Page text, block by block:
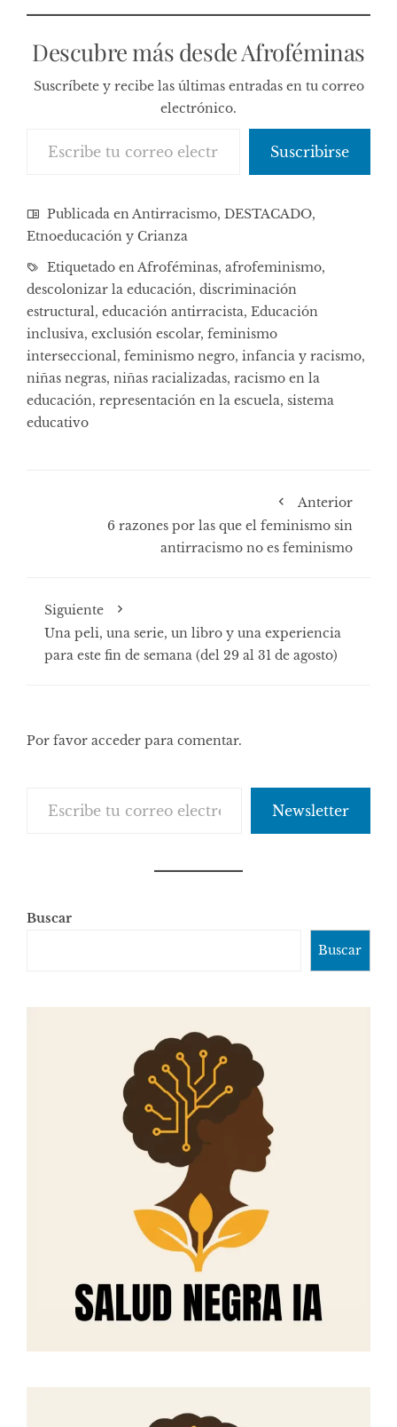
Descubre más desde Afroféminas
Suscríbete y recibe las últimas entradas en tu correo
electrónico.
Suscribirse
Publicada enAntirracismo, DESTACADO,
Etnoeducación y Crianza
Etiquetado enAfroféminas, afrofeminismo,
descolonizar la educación, discriminación
estructural, educación antirracista, Educación
inclusiva, exclusión escolar, feminismo
interseccional, feminismo negro, infancia y racismo,
niñas negras, niñas racializadas, racismo en la
educación, representación en la escuela, sistema
educativo
Anterior
6 razones por las que el feminismo sin
antirracismo no es feminismo
Siguiente
Una peli, una serie, un libro y una experiencia
para este fin de semana (del 29 al 31 de agosto)
Por favor acceder para comentar.
Newsletter
Buscar
Buscar